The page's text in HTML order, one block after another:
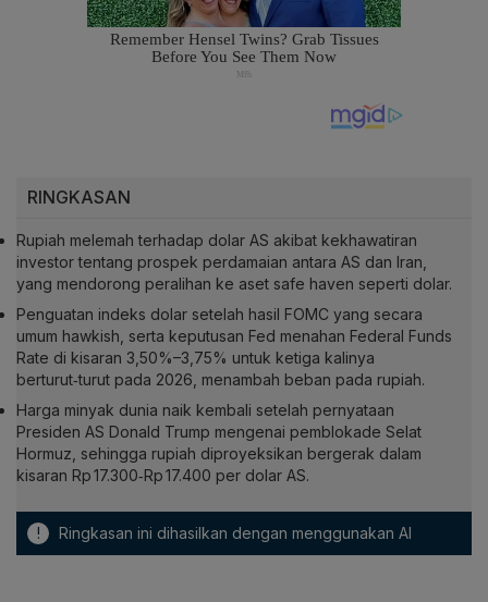
RINGKASAN
Rupiah melemah terhadap dolar AS akibat kekhawatiran
investor tentang prospek perdamaian antara AS dan Iran,
yang mendorong peralihan ke aset safe haven seperti dolar.
Penguatan indeks dolar setelah hasil FOMC yang secara
umum hawkish, serta keputusan Fed menahan Federal Funds
Rate di kisaran 3,50%–3,75% untuk ketiga kalinya
berturut‑turut pada 2026, menambah beban pada rupiah.
Harga minyak dunia naik kembali setelah pernyataan
Presiden AS Donald Trump mengenai pemblokade Selat
Hormuz, sehingga rupiah diproyeksikan bergerak dalam
kisaran Rp 17.300‑Rp 17.400 per dolar AS.
! Ringkasan ini dihasilkan dengan menggunakan AI